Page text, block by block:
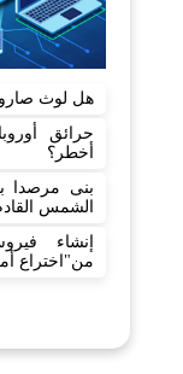
هل لوث
حرائق
أخطر؟
بنى مرصدا
الشمس
إنشاء
من"اختراع